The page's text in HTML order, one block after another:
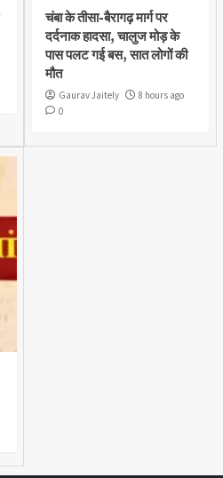
चंबा के तीसा-बैरागढ़ मार्ग पर
दर्दनाक हादसा, चालुज मोड़ के
पास पलट गई बस, सात लोगों की
मौत
Gaurav Jaitely
8 hours ago
0